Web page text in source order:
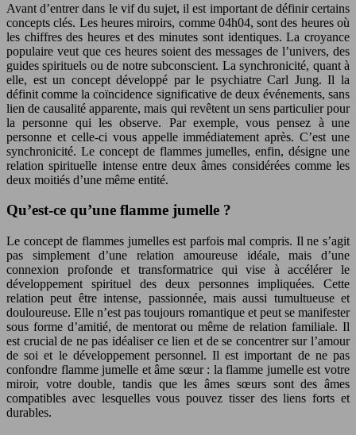
Avant d’entrer dans le vif du sujet, il est important de définir certains
concepts clés. Les heures miroirs, comme 04h04, sont des heures où
les chiffres des heures et des minutes sont identiques. La croyance
populaire veut que ces heures soient des messages de l’univers, des
guides spirituels ou de notre subconscient. La synchronicité, quant à
elle, est un concept développé par le psychiatre Carl Jung. Il la
définit comme la coïncidence significative de deux événements, sans
lien de causalité apparente, mais qui revêtent un sens particulier pour
la personne qui les observe. Par exemple, vous pensez à une
personne et celle-ci vous appelle immédiatement après. C’est une
synchronicité. Le concept de flammes jumelles, enfin, désigne une
relation spirituelle intense entre deux âmes considérées comme les
deux moitiés d’une même entité.
Qu’est-ce qu’une flamme jumelle ?
Le concept de flammes jumelles est parfois mal compris. Il ne s’agit
pas simplement d’une relation amoureuse idéale, mais d’une
connexion profonde et transformatrice qui vise à accélérer le
développement spirituel des deux personnes impliquées. Cette
relation peut être intense, passionnée, mais aussi tumultueuse et
douloureuse. Elle n’est pas toujours romantique et peut se manifester
sous forme d’amitié, de mentorat ou même de relation familiale. Il
est crucial de ne pas idéaliser ce lien et de se concentrer sur l’amour
de soi et le développement personnel. Il est important de ne pas
confondre flamme jumelle et âme sœur : la flamme jumelle est votre
miroir, votre double, tandis que les âmes sœurs sont des âmes
compatibles avec lesquelles vous pouvez tisser des liens forts et
durables.